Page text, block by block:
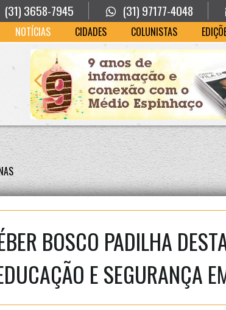
(31) 3658-7945 (31) 97177-4048
NOTÍCIAS CIDADES COLUNISTAS
BOSCO PADILHA
E SEGURANÇA